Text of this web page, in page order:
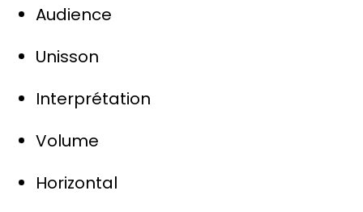
Audience
Unisson
Interprétation
Volume
Horizontal